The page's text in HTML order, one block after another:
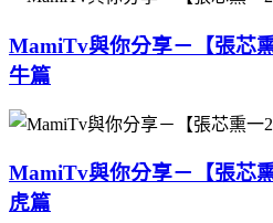
MamiTv與你分享－【張芯
牛篇
MamiTv與你分享－【張芯
虎篇